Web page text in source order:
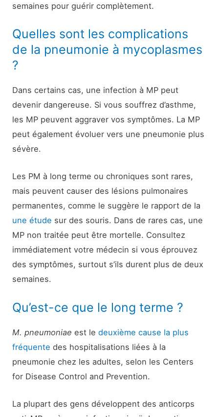
semaines pour guérir complètement.
Quelles sont les complications
de la pneumonie à mycoplasmes
?
Dans certains cas, une infection à MP peut
devenir dangereuse. Si vous souffrez d’asthme,
les MP peuvent aggraver vos symptômes. La MP
peut également évoluer vers une pneumonie plus
sévère.
Les PM à long terme ou chroniques sont rares,
mais peuvent causer des lésions pulmonaires
permanentes, comme le suggère le rapport de la
une étude sur des souris. Dans de rares cas, une
MP non traitée peut être mortelle. Consultez
immédiatement votre médecin si vous éprouvez
des symptômes, surtout s’ils durent plus de deux
semaines.
Qu’est-ce que le long terme ?
M. pneumoniaeest ledeuxième cause la plus
fréquente des hospitalisations liées à la
pneumonie chez les adultes, selon les Centers
for Disease Control and Prevention.
La plupart des gens développent des anticorps